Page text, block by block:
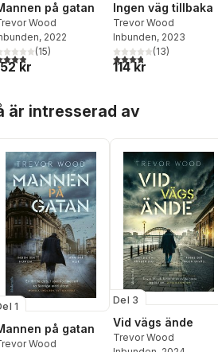
röster:
på gatan
Wood
, 2022
utav 5 stjärnor. Totalt antal röster:
(15)
kr
Ingen väg tillbaka
Trevor Wood
Inbunden, 2023
3,8utav 5 stjärnor.
(13)
114 kr
är intresserad av
1
på gatan
Wood
Del 3
Vid vägs ände
Trevor Wood